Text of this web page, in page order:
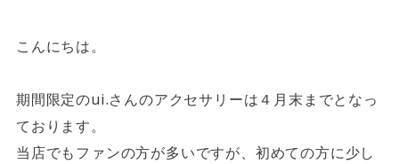
営業時間 10:00 ~ 22:00
4F/5F Physical care floor
フィジカルケアフロア
こんにちは。
期間限定のui.さんのアクセサリーは４月末までとなっ
ております。
当店でもファンの方が多いですが、初めての方に少し